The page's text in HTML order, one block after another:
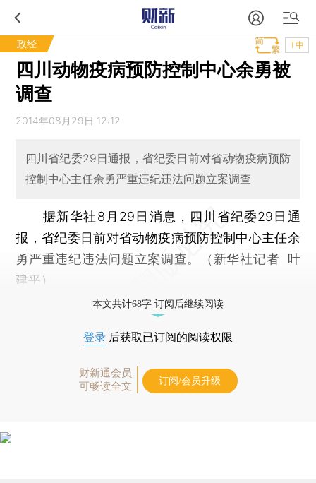
政经 T中
四川动物疫病预防控制中心余勇被
调查
2014年08月29日 12:12
四川省纪委29日通报，省纪委日前对省动物疫病预防
控制中心主任余勇严重违纪违法问题立案调查
据新华社8月29日消息，四川省纪委29日通
报，省纪委日前对省动物疫病预防控制中心主任余
勇严重违纪违法问题立案调查。（新华社记者 叶
建平）
本文共计68字 订阅后继续阅读
登录 后获取已订阅的阅读权限
财新通会员
可畅读全文
订阅/会员升级